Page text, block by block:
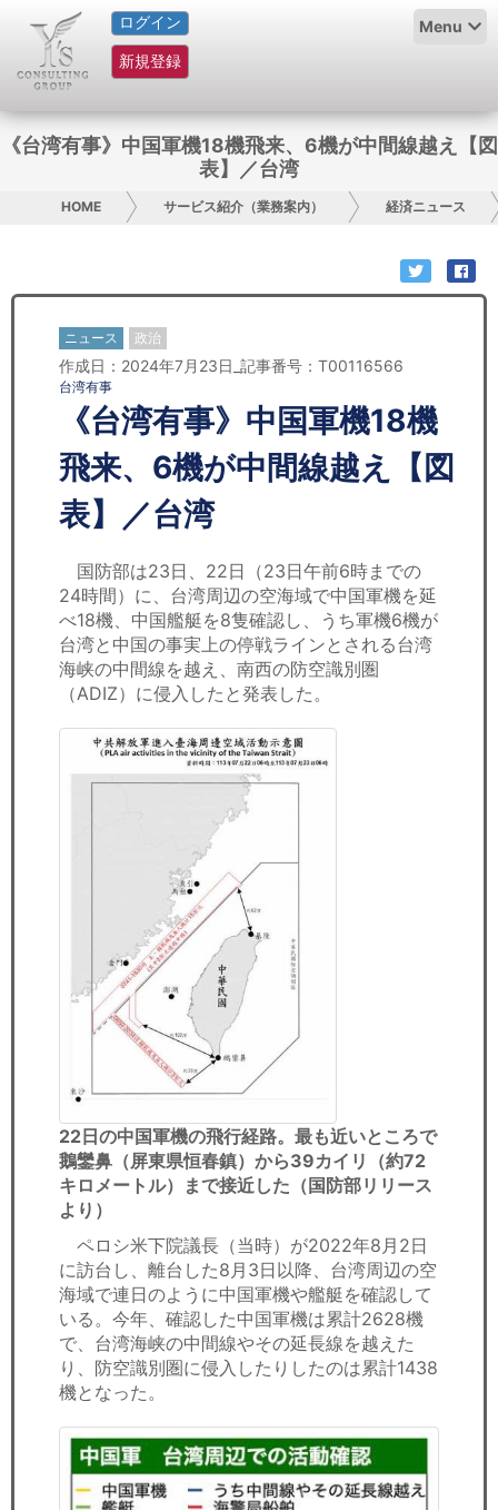
ログイン
新規登録
Menu
HOME
サービス紹介
コラム
お問い合わせ
日本人にPR
コンサルティング
リサーチ
セミナー
労務顧問
ＩＴ
《台湾有事》中国軍機18機飛来、6機が中間線越え【図
表】／台湾
HOME サービス紹介（業務案内） 経済ニュース
ニュース 政治
作成日：2024年7月23日_記事番号：T00116566
台湾有事
《台湾有事》中国軍機18機
飛来、6機が中間線越え【図
表】／台湾
国防部は23日、22日（23日午前6時までの
24時間）に、台湾周辺の空海域で中国軍機を延
べ18機、中国艦艇を8隻確認し、うち軍機6機が
台湾と中国の事実上の停戦ラインとされる台湾
海峡の中間線を越え、南西の防空識別圏
（ADIZ）に侵入したと発表した。
22日の中国軍機の飛行経路。最も近いところで
鵝鑾鼻（屏東県恒春鎮）から39カイリ（約72
キロメートル）まで接近した（国防部リリース
より）
ペロシ米下院議長（当時）が2022年8月2日
に訪台し、離台した8月3日以降、台湾周辺の空
海域で連日のように中国軍機や艦艇を確認して
いる。今年、確認した中国軍機は累計2628機
で、台湾海峡の中間線やその延長線を越えた
り、防空識別圏に侵入したりしたのは累計1438
機となった。